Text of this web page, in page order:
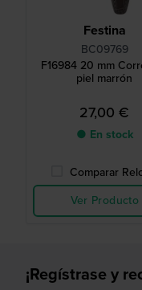
Festina
BC09769
F16984 20 mm
piel marrón
27,00 €
● En stock
Comparar
Ver Producto
¡Regístrase y